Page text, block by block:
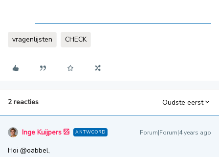
vragenlijsten CHECK
2 reacties Oudste eerst
Inge Kuijpers ANTWOORD Forum|Forum|4 years ago
Hoi @oabbel,